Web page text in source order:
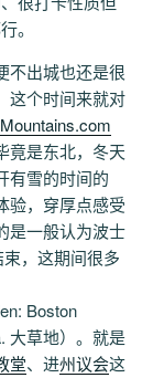
。
不出城也还是很
这个时间来就对
是东北，冬天
有雪的时间的
验，穿厚点感受
是一般认为波士
，这期间很多
Boston
大草地）。就是
堂、进州议会这